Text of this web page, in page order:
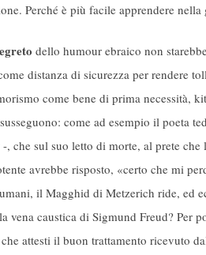
Perché è più facile apprendere
dello humour ebraico non
distanza di sicurezza per rendere
come bene di prima necessità,
come ad esempio il poeta
, che sul suo letto di morte, al prete
avrebbe risposto, «certo che mi
il Magghid di Metzerich ride, ed
vena caustica di Sigmund Freud? Per
attesti il buon trattamento ricevuto